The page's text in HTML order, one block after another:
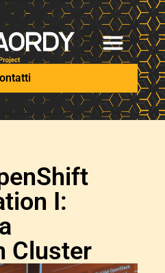
I:
Cluster